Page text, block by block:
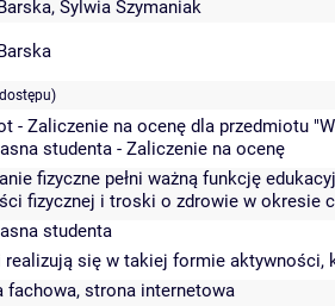
, Sylwia Szymaniak
- Zaliczenie na ocenę dla przedmiotu
studenta - Zaliczenie na ocenę
fizyczne pełni ważną funkcję
fizycznej i troski o zdrowie w okresie
studenta
realizują się w takiej formie
fachowa, strona internetowa